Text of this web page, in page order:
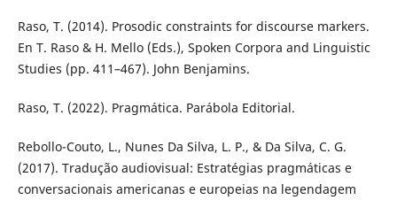
Raso, T. (2014). Prosodic constraints for discourse markers.
En T. Raso & H. Mello (Eds.), Spoken Corpora and Linguistic
Studies (pp. 411–467). John Benjamins.
Raso, T. (2022). Pragmática. Parábola Editorial.
Rebollo-Couto, L., Nunes Da Silva, L. P., & Da Silva, C. G.
(2017). Tradução audiovisual: Estratégias pragmáticas e
conversacionais americanas e europeias na legendagem